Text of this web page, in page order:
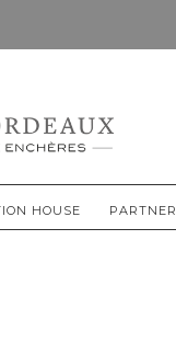
HOUSE PARTNER